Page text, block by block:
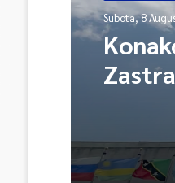
Subota, 8